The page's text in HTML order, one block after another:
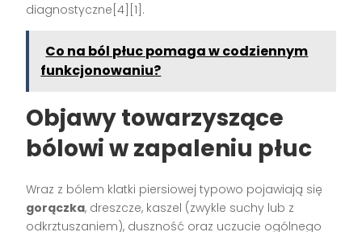
diagnostyczne[4][1].
Co na ból płuc pomaga w codziennym
funkcjonowaniu?
Objawy towarzyszące
bólowi w zapaleniu płuc
Wraz z bólem klatki piersiowej typowo pojawiają się
gorączka, dreszcze, kaszel (zwykle suchy lub z
odkrztuszaniem), duszność oraz uczucie ogólnego